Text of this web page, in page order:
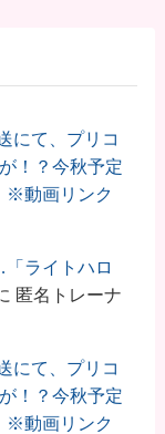
にて、プリコ
！？今秋予定
※動画リンク
ライトハロ
匿名トレーナ
にて、プリコ
！？今秋予定
※動画リンク